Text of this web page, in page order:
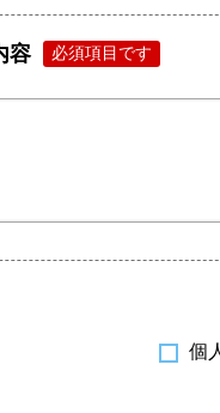
容 必須項目です
個